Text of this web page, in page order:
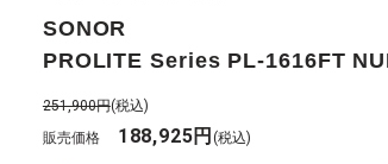
SONOR
PROLITE Series PL-1616FT
251,900円(税込)
販売価格
188,925円(税込)